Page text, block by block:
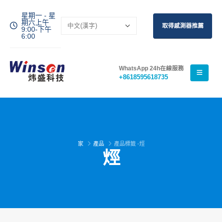
星期一 - 星
期六上午
9:00-下午
6:00
取得感測器推薦
WhatsApp 24h在線服務
+8618595618735
家 產品 產品標籤 -烴
烴